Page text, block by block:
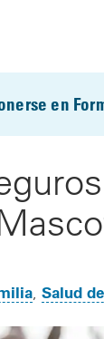
en
Salud